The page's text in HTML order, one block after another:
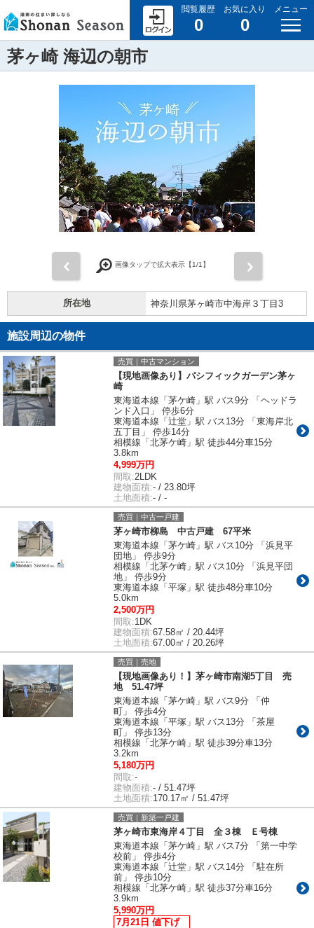
閲覧履歴
0
お気に入り
0
メニュー
茅ヶ崎 海辺の朝市
画像タップで拡大表示【1/1】
所在地 神奈川県茅ヶ崎市中海岸３丁目3
施設周辺の物件
売買｜中古マンション
【現地画像あり】パシフィックガーデン茅ヶ
崎
東海道本線「茅ケ崎」駅 バス9分 「ヘッドラ
ンド入口」 停歩6分
東海道本線「辻堂」駅 バス13分 「東海岸北
五丁目」 停歩14分
相模線「北茅ケ崎」駅 徒歩44分車15分
3.8km
4,999万円
間取:2LDK
建物面積:- / 23.80坪
土地面積:- / -
売買｜中古一戸建
茅ヶ崎市柳島 中古戸建 67平米
東海道本線「茅ケ崎」駅 バス10分 「浜見平
団地」 停歩9分
相模線「北茅ケ崎」駅 バス10分 「浜見平団
地」 停歩9分
東海道本線「平塚」駅 徒歩48分車10分
5.0km
2,500万円
間取:1DK
建物面積:67.58㎡ / 20.44坪
土地面積:67.00㎡ / 20.26坪
売買｜売地
【現地画像あり！】茅ヶ崎市南湖5丁目 売
地 51.47坪
東海道本線「茅ケ崎」駅 バス9分 「仲
町」 停歩4分
東海道本線「平塚」駅 バス13分 「茶屋
町」 停歩13分
相模線「北茅ケ崎」駅 徒歩39分車13分
3.2km
5,180万円
間取:-
建物面積:- / 51.47坪
土地面積:170.17㎡ / 51.47坪
売買｜新築一戸建
茅ヶ崎市東海岸４丁目 全３棟 Ｅ号棟
東海道本線「茅ケ崎」駅 バス7分 「第一中学
校前」 停歩4分
東海道本線「辻堂」駅 バス14分 「駐在所
前」 停歩10分
相模線「北茅ケ崎」駅 徒歩37分車16分
3.9km
5,990万円
7月21日 値下げ